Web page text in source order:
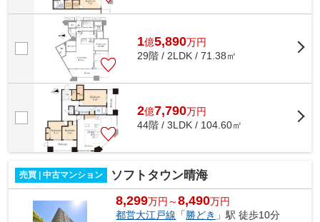
1億5,890万円
29階 / 2LDK / 71.38㎡
2億7,790万円
44階 / 3LDK / 104.60㎡
売買 | 中古マンション ソフトタウン晴海
8,299万円～8,490万円
都営大江戸線 「勝どき 」駅 徒歩10分